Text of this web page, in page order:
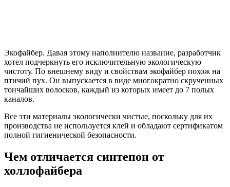
Экофайбер. Давая этому наполнителю название, разработчик
хотел подчеркнуть его исключительную экологическую
чистоту. По внешнему виду и свойствам экофайбер похож на
птичий пух. Он выпускается в виде многократно скрученных
тончайших волосков, каждый из которых имеет до 7 полых
каналов.
Все эти материалы экологически чистые, поскольку для их
производства не используется клей и обладают сертификатом
полной гигиенической безопасности.
Чем отличается синтепон от
холлофайбера